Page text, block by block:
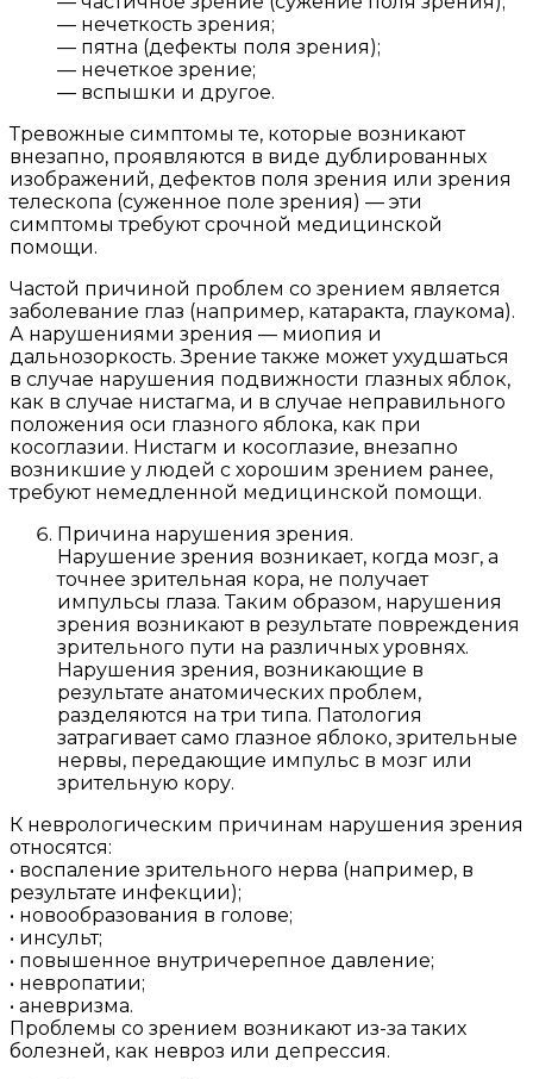
— нечеткость зрения;
— пятна (дефекты поля зрения);
— нечеткое зрение;
— вспышки и другое.
Тревожные симптомы те, которые возникают
внезапно, проявляются в виде дублированных
изображений, дефектов поля зрения или зрения
телескопа (суженное поле зрения) — эти
симптомы требуют срочной медицинской
помощи.
Частой причиной проблем со зрением является
заболевание глаз (например, катаракта, глаукома).
А нарушениями зрения — миопия и
дальнозоркость. Зрение также может ухудшаться
в случае нарушения подвижности глазных яблок,
как в случае нистагма, и в случае неправильного
положения оси глазного яблока, как при
косоглазии. Нистагм и косоглазие, внезапно
возникшие у людей с хорошим зрением ранее,
требуют немедленной медицинской помощи.
Причина нарушения зрения.
Нарушение зрения возникает, когда мозг, а
точнее зрительная кора, не получает
импульсы глаза. Таким образом, нарушения
зрения возникают в результате повреждения
зрительного пути на различных уровнях.
Нарушения зрения, возникающие в
результате анатомических проблем,
разделяются на три типа. Патология
затрагивает само глазное яблоко, зрительные
нервы, передающие импульс в мозг или
зрительную кору.
К неврологическим причинам нарушения зрения
относятся:
• воспаление зрительного нерва (например, в
результате инфекции);
• новообразования в голове;
• инсульт;
• повышенное внутричерепное давление;
• невропатии;
• аневризма.
Проблемы со зрением возникают из-за таких
болезней, как невроз или депрессия.